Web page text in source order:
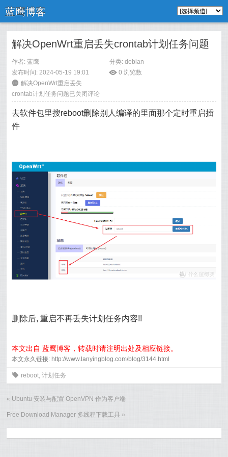
蓝鹰博客
解决OpenWrt重启丢失crontab计划任务问题
作者: 蓝鹰 分类: debian
发布时间: 2024-05-19 19:01
ė 0 浏览数
6 解决OpenWrt重启丢失
crontab计划任务问题已关闭评论
去软件包里搜reboot删除别人编译的里面那个定时重启插
件
删除后, 重启不再丢失计划任务内容!!
本文出自 蓝鹰博客，转载时请注明出处及相应链接。
本文永久链接: http://www.lanyingblog.com/blog/3144.html
0 reboot,计划任务
« Ubuntu 安装与配置 OpenVPN 作为客户端
Free Download Manager 多线程下载工具 »